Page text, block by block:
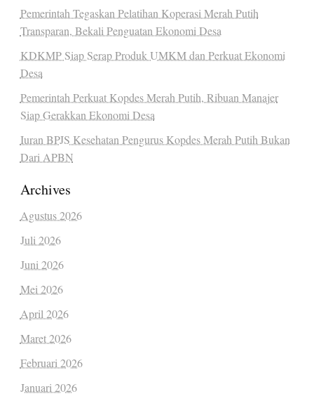
Pemerintah Tegaskan Pelatihan Koperasi Merah Putih
Transparan, Bekali Penguatan Ekonomi Desa
KDKMP Siap Serap Produk UMKM dan Perkuat Ekonomi
Desa
Pemerintah Perkuat Kopdes Merah Putih, Ribuan Manajer
Siap Gerakkan Ekonomi Desa
Iuran BPJS Kesehatan Pengurus Kopdes Merah Putih Bukan
Dari APBN
Archives
Agustus 2026
Juli 2026
Juni 2026
Mei 2026
April 2026
Maret 2026
Februari 2026
Januari 2026